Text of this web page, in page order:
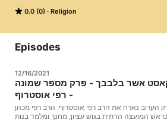
0.0 (0) Religion
Episodes
12/16/2021
אשר בלבבך - פרק מספר שמונה
- רפי אוסטרוף
הקרוב נארח את הרב רפי אוסטרוף. הרב רפי מכהן
כראש המועצה הדתית בגוש עציון, מחנך ומלמד בנות